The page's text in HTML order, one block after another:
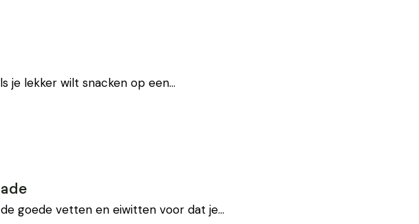
je lekker wilt snacken op een…
goede vetten en eiwitten voor dat je…